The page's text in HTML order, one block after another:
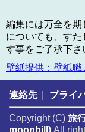
編集には万全を
についても、す
す事をご了承下さ
壁紙提供：壁紙職
連絡先｜ プライ
Copyright (C) 旅
moonhill) All